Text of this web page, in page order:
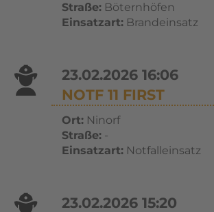
Straße:Böternhöfen
Einsatzart:Brandeinsatz
23.02.2026 16:06
NOTF 11 FIRST
Ort:Ninorf
Straße:-
Einsatzart:Notfalleinsatz
23.02.2026 15:20